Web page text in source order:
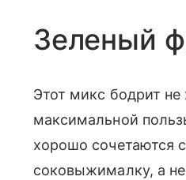
Зеленый
Этот микс бодрит
максимальной
хорошо сочетаются
соковыжималку, а